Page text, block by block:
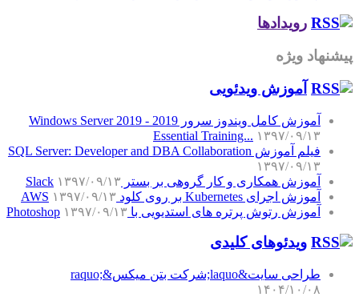
رویدادها
پیشنهاد ویژه
آموزش‌ ویدئویی
آموزش کامل ویندوز سرور 2019 - Windows Server 2019
Essential Training... ۱۳۹۷/۰۹/۱۳
فیلم آموزش SQL Server: Developer and DBA Collaboration
۱۳۹۷/۰۹/۱۳
آموزش همکاری و کار گروهی بر بستر Slack ۱۳۹۷/۰۹/۱۳
آموزش اجرای Kubernetes بر روی کلود AWS
۱۳۹۷/۰۹/۱۳
آموزش رتوش پرتره های استدیویی با Photoshop ۱۳۹۷/۰۹/۱۳
ویدئوهای کلیدی
طراحی سایت&laquo;شرکت بتن میکس&raquo;
۱۴۰۴/۱۰/۰۸